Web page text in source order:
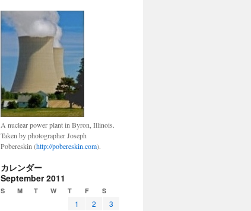
A nuclear power plant in Byron, Illinois.
Taken by photographer Joseph
Pobereskin (http://pobereskin.com).
カレンダー
September 2011
S M T W T F S
1 2
3